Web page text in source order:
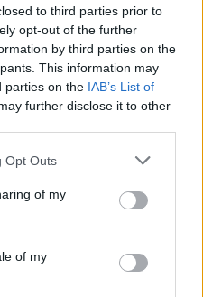
to third parties prior to
opt-out of the further
by third parties on the
This information may
parties on the IAB’s List of
further disclose it to other
uses one or more Google
behaviour. You may click to
and its third-party tags to
purposes in below Google
Opt Outs
of my
of my